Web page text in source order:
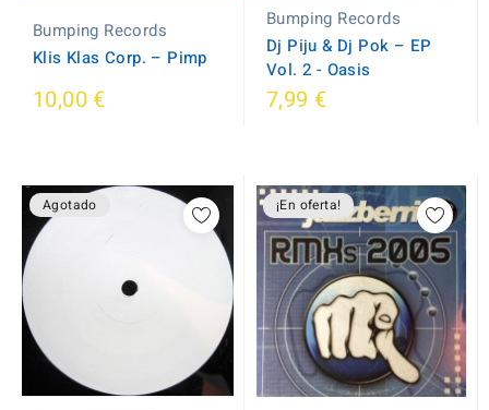
Bumping Records
Klis Klas Corp. ‎– Pimp
10,00 €
Bumping Records
Dj Piju & Dj Pok ‎– EP
Vol. 2 - Oasis
7,99 €
Agotado ¡En oferta!